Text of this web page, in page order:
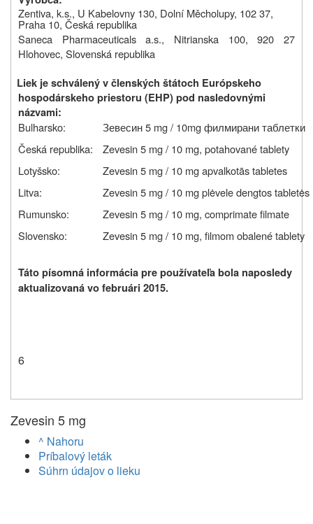
Zentiva, k.s., U Kabelovny 130, Dolní Měcholupy, 102 37,
Praha 10, Česká republika
Saneca Pharmaceuticals a.s., Nitrianska 100, 920 27
Hlohovec, Slovenská republika
Liek je schválený v členských štátoch Európskeho
hospodárskeho priestoru (EHP) pod nasledovnými
názvami:
Bulharsko:
Зевесин 5 mg / 10mg филмирани таблетки
Česká republika:
Zevesin 5 mg / 10 mg, potahované tablety
Lotyšsko:
Zevesin 5 mg / 10 mg apvalkotās tabletes
Litva:
Zevesin 5 mg / 10 mg plėvele dengtos tabletės
Rumunsko:
Zevesin 5 mg / 10 mg, comprimate filmate
Slovensko:
Zevesin 5 mg / 10 mg, filmom obalené tablety
Táto písomná informácia pre používateľa bola naposledy
aktualizovaná vo februári 2015.
6
Zevesin 5 mg
^ Nahoru
Príbalový leták
Súhrn údajov o lieku